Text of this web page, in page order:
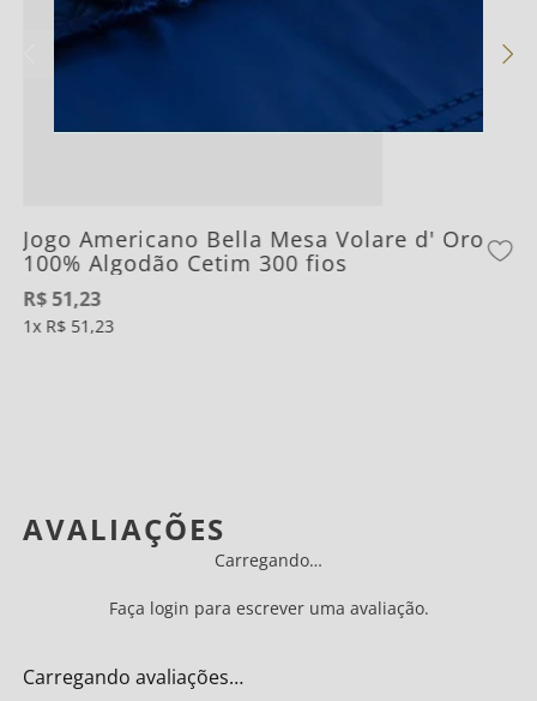
Jogo Americano Bella Mesa Volare d' Oro
100% Algodão Cetim 300 fios
R$ 51,23
1 R$ 51,23
AVALIAÇÕES
Carregando…
Faça login para escrever uma avaliação.
Carregando avaliações…